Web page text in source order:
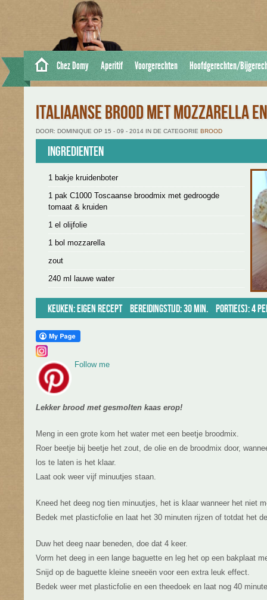
Chez Domy Aperitif Voorgerechten Hoofdgerechten/
ITALIAANSE BROOD MET MOZZARELLA
DOOR: DOMINIQUE OP 15 - 09 - 2014 IN DE CATEGORIE BROOD
Ingredienten
1 bakje kruidenboter
1 pak C1000 Toscaanse broodmix met gedroogde
tomaat & kruiden
1 el olijfolie
1 bol mozzarella
zout
240 ml lauwe water
Keuken: Eigen recept Bereidingstijd: 30 min. Portie(s): 4
Follow me
Lekker brood met gesmolten kaas erop!
Meng in een grote kom het water met een beetje broodmix.
Roer beetje bij beetje het zout, de olie en de broodmix door,
los te laten is het klaar.
Laat ook weer vijf minuutjes staan.
Kneed het deeg nog tien minuutjes, het is klaar wanneer het niet
Bedek met plasticfolie en laat het 30 minuten rijzen of totdat het
Duw het deeg naar beneden, doe dat 4 keer.
Vorm het deeg in een lange baguette en leg het op een bakplaat
Snijd op de baguette kleine sneeën voor een extra leuk effect.
Bedek weer met plasticfolie en een theedoek en laat nog 40